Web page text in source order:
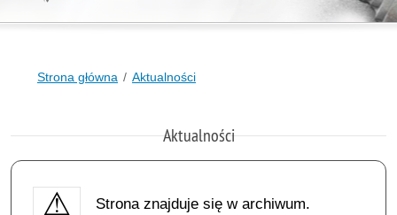
Strona główna Aktualności
Aktualności
Strona znajduje się w archiwum.